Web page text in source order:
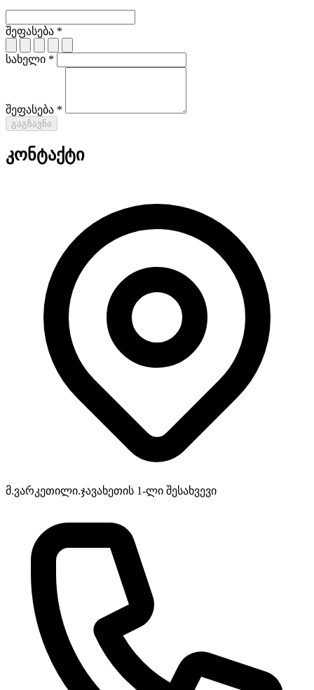
შეფასება *
სახელი *
შეფასება *
გაგზავნა
კონტაქტი
მ.ვარკეთილი.ჯავახეთის 1-ლი შესახვევი